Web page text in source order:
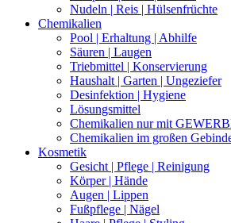
Nudeln | Reis | Hülsenfrüchte
Chemikalien
Pool | Erhaltung | Abhilfe
Säuren | Laugen
Triebmittel | Konservierung
Haushalt | Garten | Ungeziefer
Desinfektion | Hygiene
Lösungsmittel
Chemikalien nur mit
Chemikalien im großen
Kosmetik
Gesicht | Pflege | Reinigung
Körper | Hände
Augen | Lippen
Fußpflege | Nägel